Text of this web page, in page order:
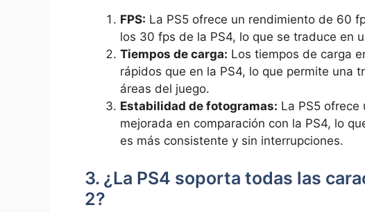
FPS: La PS5⁣ ofrece un‍ rendimiento de 60
los 30​ fps de la PS4, ‍lo que ‍se⁣ traduce en
Tiempos de carga: Los tiempos de carga
rápidos que ‍en la PS4, lo⁢ que permite una
áreas ⁤del juego.
Estabilidad de ‍fotogramas: La PS5
mejorada en comparación con la PS4,​ lo⁢
es⁢ más consistente y sin⁣ interrupciones.
3.‌ ¿La PS4⁢ soporta todas⁤ las⁣
2?